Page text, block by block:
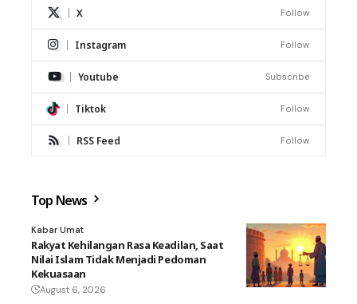
X Follow
Instagram Follow
Youtube Subscribe
Tiktok Follow
RSS Feed Follow
Top News
Kabar Umat
Rakyat Kehilangan Rasa Keadilan, Saat
Nilai Islam Tidak Menjadi Pedoman
Kekuasaan
August 6, 2026